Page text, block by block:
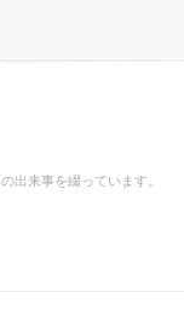
出来事を綴っています。